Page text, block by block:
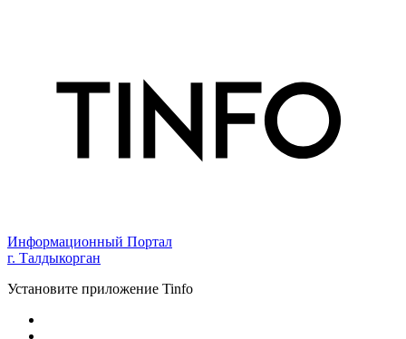
Информационный Портал
г. Талдыкорган
Установите приложение Tinfo